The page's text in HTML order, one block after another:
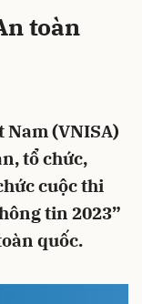
toàn
(VNISA)
tổ chức,
cuộc thi
tin 2023”
quốc.
Hủy Gửi